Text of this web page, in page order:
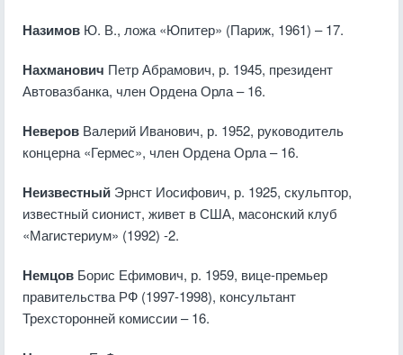
Назимов Ю. В., ложа «Юпитер» (Париж, 1961) – 17.
Нахманович Петр Абрамович, р. 1945, президент
Автовазбанка, член Ордена Орла – 16.
Неверов Валерий Иванович, р. 1952, руководитель
концерна «Гермес», член Ордена Орла – 16.
Неизвестный Эрнст Иосифович, р. 1925, скульптор,
известный сионист, живет в США, масонский клуб
«Магистериум» (1992) -2.
Немцов Борис Ефимович, р. 1959, вице-премьер
правительства РФ (1997-1998), консультант
Трехсторонней комиссии – 16.